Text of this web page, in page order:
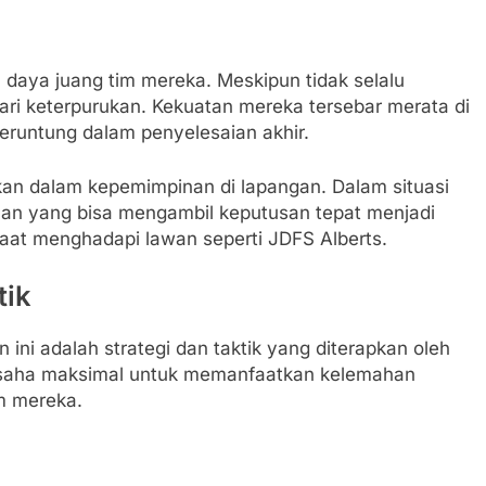
juang tim mereka. Meskipun tidak selalu
keterpurukan. Kekuatan mereka tersebar merata di
dalam penyelesaian akhir.
dalam kepemimpinan di lapangan. Dalam situasi
yang bisa mengambil keputusan tepat menjadi
menghadapi lawan seperti JDFS Alberts.
ini adalah strategi dan taktik yang diterapkan oleh
maksimal untuk memanfaatkan kelemahan
mereka.